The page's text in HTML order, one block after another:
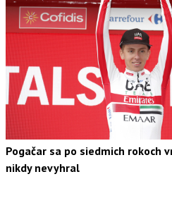
Pogačar sa po siedmich rokoch
nikdy nevyhral